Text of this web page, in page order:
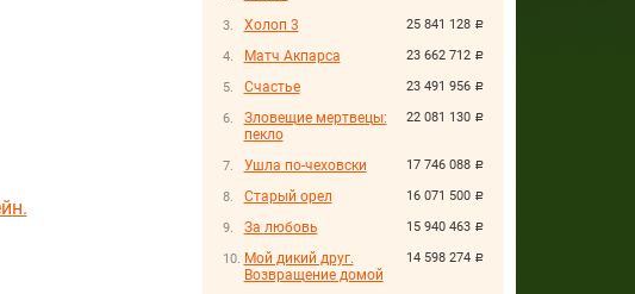
25 841 128 руб.
Холоп 3
23 662 712 руб.
Матч Акпарса
23 491 956 руб.
Счастье
22 081 130 руб.
Зловещие мертвецы:
пекло
17 746 088 руб.
Ушла по-чеховски
16 071 500 руб.
Старый орел
15 940 463 руб.
За любовь
14 598 274 руб.
Мой дикий друг.
Возвращение домой